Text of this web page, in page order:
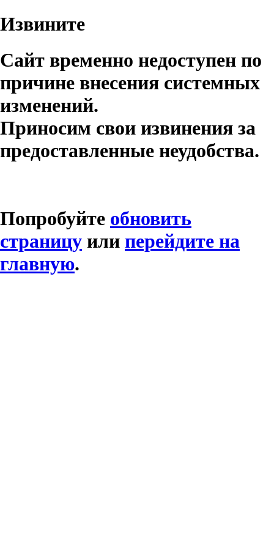
Извините
Сайт временно недоступен по
причине внесения системных
изменений.
Приносим свои извинения за
предоставленные неудобства.
Попробуйте обновить
страницу или перейдите на
главную.